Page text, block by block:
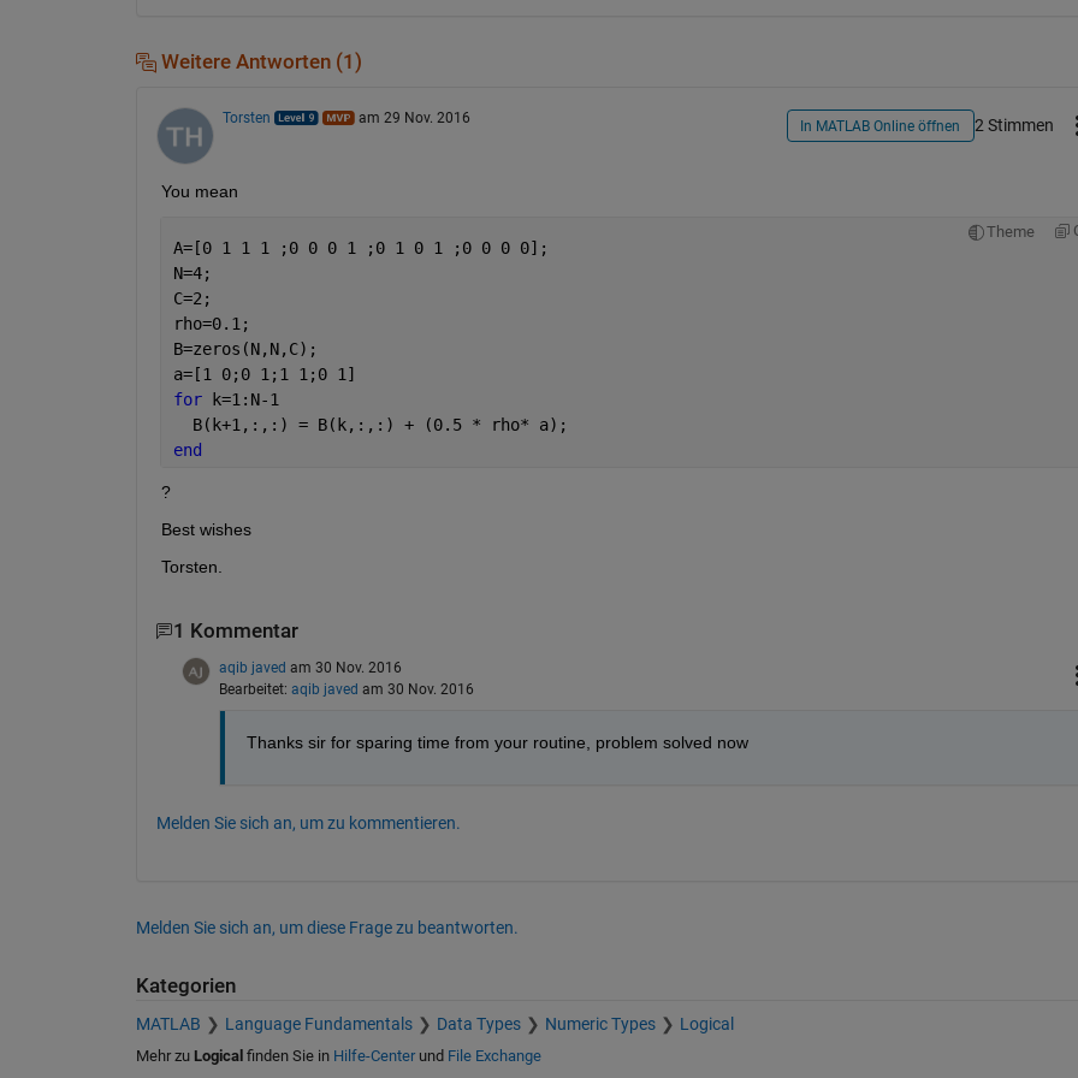
Weitere Antworten (1)
Torsten am 29 Nov. 2016 In MATLAB Online öffnen 2 Stimmen
You mean
Theme
A=[0 1 1 1 ;0 0 0 1 ;0 1 0 1 ;0 0 0 0];
N=4;
C=2;
rho=0.1;
B=zeros(N,N,C);
a=[1 0;0 1;1 1;0 1]
for
k=1:N-1
  B(k+1,:,:) = B(k,:,:) + (0.5 * rho* a);
end
?
Best wishes
Torsten.
1 Kommentar
aqib javed am 30 Nov. 2016
Bearbeitet: aqib javed am 30 Nov. 2016
Thanks sir for sparing time from your routine, problem solved now
Melden Sie sich an, um zu kommentieren.
Melden Sie sich an, um diese Frage zu beantworten.
Kategorien
MATLAB Language Fundamentals Data Types Numeric Types Logical
Mehr zu Logical finden Sie in Hilfe-Centerund File Exchange